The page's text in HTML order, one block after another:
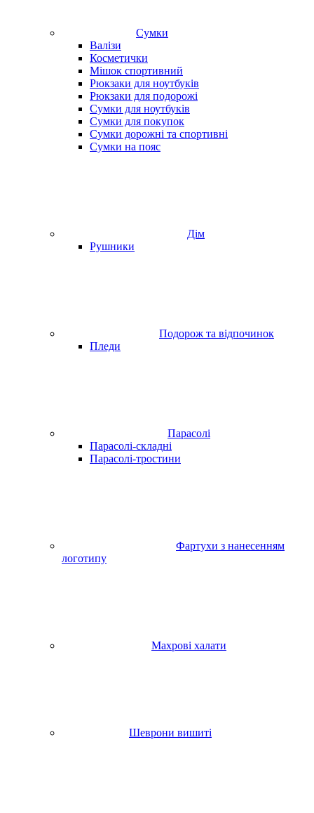
Сумки
Валізи
Косметички
Мішок спортивний
Рюкзаки для ноутбуків
Рюкзаки для подорожі
Сумки для ноутбуків
Сумки для покупок
Сумки дорожні та спортивні
Сумки на пояс
Дім
Рушники
Подорож та відпочинок
Пледи
Парасолі
Парасолі-складні
Парасолі-тростини
Фартухи з нанесенням
логотипу
Махрові халати
Шеврони вишиті